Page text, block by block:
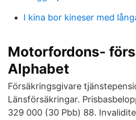
I kina bor kineser med
Motorfordons-
Alphabet
Försäkringsgivare
Länsförsäkringar.
329 000 (30 Pbb) 88.